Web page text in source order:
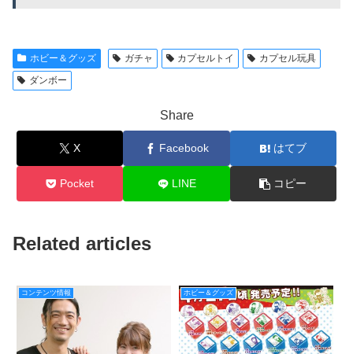
ホビー＆グッズ ガチャ カプセルトイ
カプセル玩具
ダンボー
Share
X Facebook はてブ
Pocket LINE コピー
Related articles
コンテンツ情報 ホビー＆グッズ